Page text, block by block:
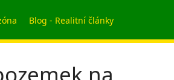
Blog - Realitní články
na